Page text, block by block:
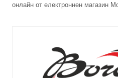
онлайн от електроннен магазин